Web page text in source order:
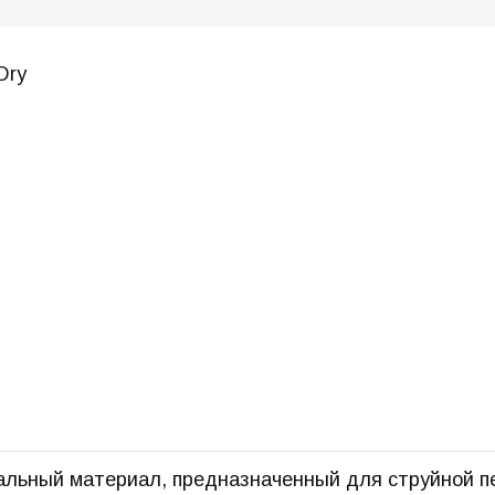
материал, предназначенный для струйной